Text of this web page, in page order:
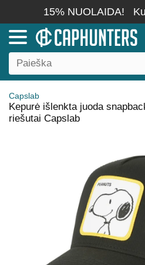
15% NUOLAIDA!
Capslab
Kepurė išlenkta juoda
riešutai Capslab